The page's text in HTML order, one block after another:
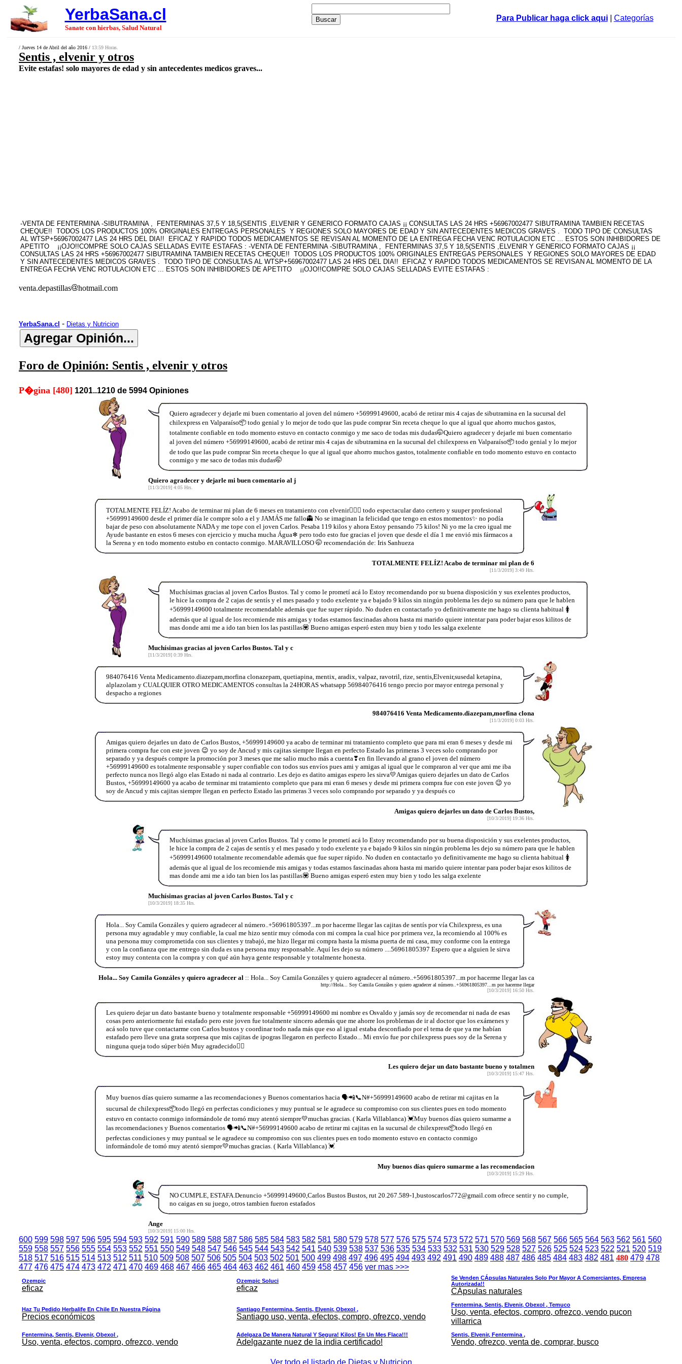
YerbaSana.cl
Sanate con hierbas, Salud Natural
Para Publicar haga click aqui| Categorías
/ Jueves 14 de Abril del año 2016 / 13:59 Horas.
Sentis , elvenir y otros
Evite estafas! solo mayores de edad y sin antecedentes medicos graves...
-VENTA DE FENTERMINA -SIBUTRAMINA , FENTERMINAS 37,5 Y 18,5(SENTIS ,ELVENIR Y GENERICO FORMATO CAJAS ¡¡ CONSULTAS LAS 24 HRS +56967002477 SIBUTRAMINA TAMBIEN RECETAS
CHEQUE!! TODOS LOS PRODUCTOS 100% ORIGINALES ENTREGAS PERSONALES Y REGIONES SOLO MAYORES DE EDAD Y SIN ANTECEDENTES MEDICOS GRAVES . TODO TIPO DE CONSULTAS
AL WTSP+56967002477 LAS 24 HRS DEL DIA!! EFICAZ Y RAPIDO TODOS MEDICAMENTOS SE REVISAN AL MOMENTO DE LA ENTREGA FECHA VENC ROTULACION ETC ... ESTOS SON INHIBIDORES DE
APETITO ¡¡OJO!!COMPRE SOLO CAJAS SELLADAS EVITE ESTAFAS : -VENTA DE FENTERMINA -SIBUTRAMINA , FENTERMINAS 37,5 Y 18,5(SENTIS ,ELVENIR Y GENERICO FORMATO CAJAS ¡¡
CONSULTAS LAS 24 HRS +56967002477 SIBUTRAMINA TAMBIEN RECETAS CHEQUE!! TODOS LOS PRODUCTOS 100% ORIGINALES ENTREGAS PERSONALES Y REGIONES SOLO MAYORES DE EDAD
Y SIN ANTECEDENTES MEDICOS GRAVES . TODO TIPO DE CONSULTAS AL WTSP+56967002477 LAS 24 HRS DEL DIA!! EFICAZ Y RAPIDO TODOS MEDICAMENTOS SE REVISAN AL MOMENTO DE LA
ENTREGA FECHA VENC ROTULACION ETC ... ESTOS SON INHIBIDORES DE APETITO ¡¡OJO!!COMPRE SOLO CAJAS SELLADAS EVITE ESTAFAS :
venta.depastillas hotmail.com
YerbaSana.cl - Dietas y Nutricion
Foro de Opinión: Sentis , elvenir y otros
P�gina [480] 1201..1210 de 5994 Opiniones
Quiero agradecer y dejarle mi buen comentario al joven del número +56999149600, acabó de retirar mis 4 cajas de sibutramina en la sucursal del
chilexpress en Valparaíso📦 todo genial y lo mejor de todo que las pude comprar Sin receta cheque lo que al igual que ahorro muchos gastos,
totalmente confiable en todo momento estuvo en contacto conmigo y me saco de todas mis dudas🤭Quiero agradecer y dejarle mi buen comentario
al joven del número +56999149600, acabó de retirar mis 4 cajas de sibutramina en la sucursal del chilexpress en Valparaíso📦 todo genial y lo mejor
de todo que las pude comprar Sin receta cheque lo que al igual que ahorro muchos gastos, totalmente confiable en todo momento estuvo en contacto
conmigo y me saco de todas mis dudas🤭
Quiero agradecer y dejarle mi buen comentario al j
[11/3/2019] 4:05 Hrs.
TOTALMENTE FELÍZ! Acabo de terminar mi plan de 6 meses en tratamiento con elvenir🏃🏻‍♀ todo espectacular dato certero y suuper profesional
+56999149600 desde el primer día le compre solo a el y JAMÁS me fallo👻 No se imaginan la felicidad que tengo en estos momentos✨ no podía
bajar de peso con absolutamente NADA y me tope con el joven Carlos. Pesaba 119 kilos y ahora Estoy pensando 75 kilos! Ni yo me la creo igual me
Ayude bastante en estos 6 meses con ejercicio y mucha mucha Água❄ pero todo esto fue gracias el joven que desde el día 1 me envió mis fármacos a
la Serena y en todo momento estubo en contacto conmigo. MARAVILLOSO 🤭 recomendación de: Iris Sanhueza
TOTALMENTE FELÍZ! Acabo de terminar mi plan de 6
[11/3/2019] 3:49 Hrs.
Muchísimas gracias al joven Carlos Bustos. Tal y como le prometí acá lo Estoy recomendando por su buena disposición y sus exelentes productos,
le hice la compra de 2 cajas de sentís y el mes pasado y todo exelente ya e bajado 9 kilos sin ningún problema les dejo su número para que le hablen
+56999149600 totalmente recomendable además que fue super rápido. No duden en contactarlo yo definitivamente me hago su clienta habitual 🚺
además que al igual de los recomiende mis amigas y todas estamos fascinadas ahora hasta mi marido quiere intentar para poder bajar esos kilitos de
mas donde ami me a ido tan bien los las pastillas💟 Bueno amigas esperó esten muy bien y todo les salga exelente
Muchísimas gracias al joven Carlos Bustos. Tal y c
[11/3/2019] 0:39 Hrs.
984076416 Venta Medicamento.diazepam,morfina clonazepam, quetiapina, mentix, aradix, valpaz, ravotril, rize, sentis,Elvenir,susedal ketapina,
alplazolam y CUALQUIER OTRO MEDICAMENTOS consultas la 24HORAS whatsapp 56984076416 tengo precio por mayor entrega personal y
despacho a regiones
984076416 Venta Medicamento.diazepam,morfina clona
[11/3/2019] 0:03 Hrs.
Amigas quiero dejarles un dato de Carlos Bustos, +56999149600 ya acabo de terminar mi tratamiento completo que para mi eran 6 meses y desde mi
primera compra fue con este joven 😉 yo soy de Ancud y mis cajitas siempre llegan en perfecto Estado las primeras 3 veces solo comprando por
separado y ya después compre la promoción por 3 meses que me salio mucho más a cuenta❣en fin llevando al grano el joven del número
+56999149600 es totalmente responsable y super confiable con todos sus envíos pues ami y amigas al igual que le compraron al ver que ami me iba
perfecto nunca nos llegó algo elas Estado ni nada al contrario. Les dejo es datito amigas espero les sirva💛Amigas quiero dejarles un dato de Carlos
Bustos, +56999149600 ya acabo de terminar mi tratamiento completo que para mi eran 6 meses y desde mi primera compra fue con este joven 😉 yo
soy de Ancud y mis cajitas siempre llegan en perfecto Estado las primeras 3 veces solo comprando por separado y ya después co
Amigas quiero dejarles un dato de Carlos Bustos,
[10/3/2019] 19:36 Hrs.
Muchísimas gracias al joven Carlos Bustos. Tal y como le prometí acá lo Estoy recomendando por su buena disposición y sus exelentes productos,
le hice la compra de 2 cajas de sentís y el mes pasado y todo exelente ya e bajado 9 kilos sin ningún problema les dejo su número para que le hablen
+56999149600 totalmente recomendable además que fue super rápido. No duden en contactarlo yo definitivamente me hago su clienta habitual 🚺
además que al igual de los recomiende mis amigas y todas estamos fascinadas ahora hasta mi marido quiere intentar para poder bajar esos kilitos de
mas donde ami me a ido tan bien los las pastillas💟 Bueno amigas esperó esten muy bien y todo les salga exelente
Muchísimas gracias al joven Carlos Bustos. Tal y c
[10/3/2019] 18:35 Hrs.
Hola... Soy Camila Gonzáles y quiero agradecer al número..+56961805397...m por hacerme llegar las cajitas de sentís por vía Chilexpress, es una
persona muy agradable y muy confiable, la cual me hizo sentir muy cómoda con mi compra la cual hice por primera vez, la recomiendo al 100% es
una persona muy comprometida con sus clientes y trabajó, me hizo llegar mi compra hasta la misma puerta de mi casa, muy conforme con la entrega
y con la confianza que me entrego sin duda es una persona muy responsable. Aquí les dejo su número ....56961805397 Espero que a alguien le sirva
estoy muy contenta con la compra y con qué aún haya gente responsable y totalmente honesta.
Hola... Soy Camila Gonzáles y quiero agradecer al :: Hola... Soy Camila Gonzáles y quiero agradecer al número..+56961805397...m por hacerme llegar las ca
http://Hola... Soy Camila Gonzáles y quiero agradecer al número..+56961805397...m por hacerme llegar
[10/3/2019] 16:50 Hrs.
Les quiero dejar un dato bastante bueno y totalmente responsable +56999149600 mi nombre es Osvaldo y jamás soy de recomendar ni nada de esas
cosas pero anteriormente fui estafado pero este joven fue totalmente sincero además que me ahorre los problemas de ir al doctor que los exámenes y
acá solo tuve que contactarme con Carlos bustos y coordinar todo nada más que eso al igual estaba desconfiado por el tema de que ya me habían
estafado pero lleve una grata sorpresa que mis cajitas de ipogras llegaron en perfecto Estado... Mi envío fue por chilexpress pues soy de la Serena y
ninguna queja todo súper bién Muy agradecido👍🏼
Les quiero dejar un dato bastante bueno y totalmen
[10/3/2019] 15:47 Hrs.
Muy buenos días quiero sumarme a las recomendaciones y Buenos comentarios hacia 🗣📲📞N#+56999149600 acabo de retirar mi cajitas en la
sucursal de chilexpress📦todo llegó en perfectas condiciones y muy puntual se le agradece su compromiso con sus clientes pues en todo momento
estuvo en contacto conmigo informándole de tomó muy atentó siempre💛muchas gracias. ( Karla Villablanca) 💓Muy buenos días quiero sumarme a
las recomendaciones y Buenos comentarios 🗣📲📞N#+56999149600 acabo de retirar mi cajitas en la sucursal de chilexpress📦todo llegó en
perfectas condiciones y muy puntual se le agradece su compromiso con sus clientes pues en todo momento estuvo en contacto conmigo
informándole de tomó muy atentó siempre💛muchas gracias. ( Karla Villablanca) 💓
Muy buenos días quiero sumarme a las recomendacion
[10/3/2019] 15:29 Hrs.
NO CUMPLE, ESTAFA.Denuncio +56999149600,Carlos Bustos Bustos, rut 20.267.589-1,bustoscarlos772@gmail.com ofrece sentir y no cumple,
no caigas en su juego, otros tambien fueron estafados
Ange
[10/3/2019] 15:00 Hrs.
600 599 598 597 596 595 594 593 592 591 590 589 588 587 586 585 584 583 582 581 580 579 578 577 576 575 574 573 572 571 570 569 568 567 566 565 564 563 562 561 560
559 558 557 556 555 554 553 552 551 550 549 548 547 546 545 544 543 542 541 540 539 538 537 536 535 534 533 532 531 530 529 528 527 526 525 524 523 522 521 520 519
518 517 516 515 514 513 512 511 510 509 508 507 506 505 504 503 502 501 500 499 498 497 496 495 494 493 492 491 490 489 488 487 486 485 484 483 482 481 480 479 478
477 476 475 474 473 472 471 470 469 468 467 466 465 464 463 462 461 460 459 458 457 456 ver mas >>>
Ozempic
eficaz
Ozempic Soluci
eficaz
Se Venden CÁpsulas Naturales Solo Por Mayor A Comerciantes, Empresa
Autorizada!!
CÁpsulas naturales
Haz Tu Pedido Herbalife En Chile En Nuestra Página
Precios económicos
Santiago Fentermina, Sentis, Elvenir, Obexol ,
Santiago uso, venta, efectos, compro, ofrezco, vendo
Fentermina, Sentis, Elvenir, Obexol , Temuco
Uso, venta, efectos, compro, ofrezco, vendo pucon
villarrica
Fentermina, Sentis, Elvenir, Obexol ,
Uso, venta, efectos, compro, ofrezco, vendo
Adelgaza De Manera Natural Y Segura! Kilos! En Un Mes Flaca!!!
Adelgazante nuez de la india certificado!
Sentis, Elvenir, Fentermina ,
Vendo, ofrezco, venta de, comprar, busco
Ver todo el listado de Dietas y Nutricion